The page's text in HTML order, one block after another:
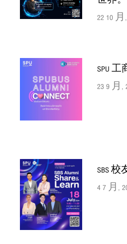
22 10 月
SPU
23 9 月,
SBS
4 7 月,